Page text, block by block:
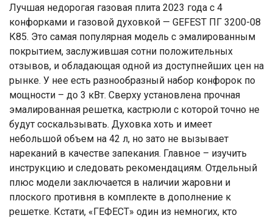
Лучшая недорогая газовая плита 2023 года с 4
конфорками и газовой духовкой — GEFEST ПГ 3200-08
К85. Это самая популярная модель с эмалированным
покрытием, заслужившая сотни положительных
отзывов, и обладающая одной из доступнейших цен на
рынке. У нее есть разнообразный набор конфорок по
мощности – до 3 кВт. Сверху установлена прочная
эмалированная решетка, кастрюли с которой точно не
будут соскальзывать. Духовка хоть и имеет
небольшой объем на 42 л, но зато не вызывает
нареканий в качестве запекания. Главное – изучить
инструкцию и следовать рекомендациям. Отдельный
плюс модели заключается в наличии жаровни и
плоского противня в комплекте в дополнение к
решетке. Кстати, «ГЕФЕСТ» один из немногих, кто